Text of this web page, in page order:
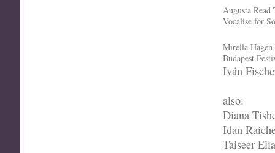
Augusta
Vocalise for
Mirella Hagen
Budapest
Iván
also:
Diana
Idan
Taiseer